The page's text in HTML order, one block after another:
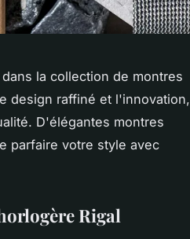
la collection de montres
design raffiné et l'innovation,
D'élégantes montres
parfaire votre style avec
Rigal